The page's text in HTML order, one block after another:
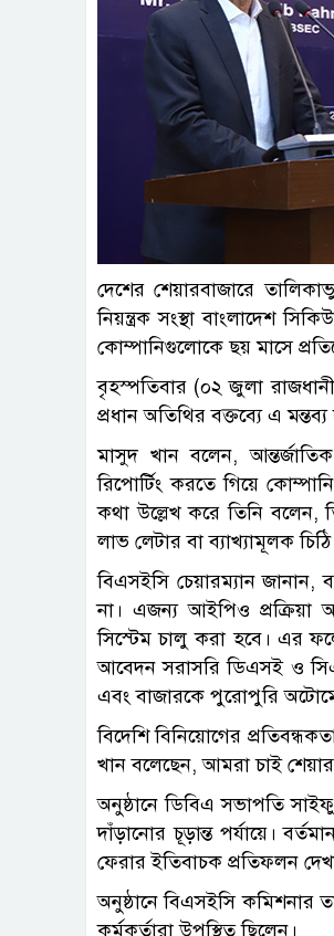
দেশের শেয়ারবাজারে
নিয়ন্ত্রক সংস্থা বাংলাদেশ
কোম্পানিগুলোকে ছয় মাসে
বৃহস্পতিবার (০২ জুলা
প্রধান অতিথির বক্তব্যে এ
মাসুদ খান বলেন,
রিপোর্টিং করতে গিয়ে
কথা উল্লেখ করে তিনি বলেন,
লাভ লেটার বা ব্যাখ্যামূলক
বিএসইসি চেয়ারম্যান
না। এজন্য আইপিও প্রক্রিয়া
সিস্টেম চালু করা হবে। এর
আবেদন সরাসরি ডিএসই ও
এবং বাজারকে পুরোপুরি
বিদেশি বিনিয়োগের
খান বলেছেন, আমরা চাই
অনুষ্ঠানে ডিবিএ সভাপতি
দাঁড়ানোর চূড়ান্ত পর্যায়ে।
ফেরার ইতিবাচক প্রতিফলন
অনুষ্ঠানে বিএসইসি কমিশনার
কর্মকর্তারা উপস্থিত ছিলেন।